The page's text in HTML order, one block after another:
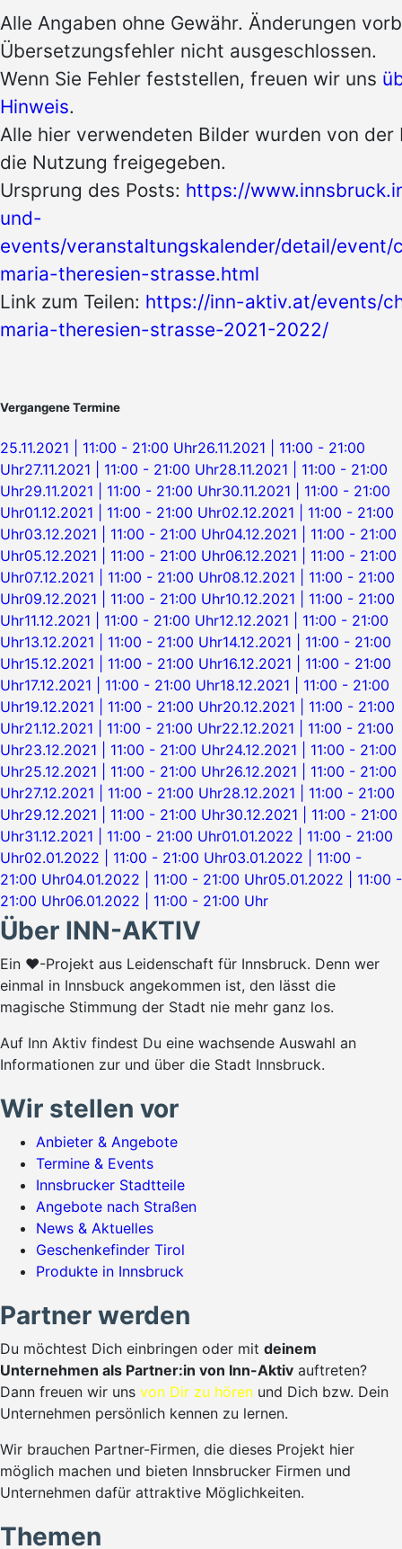
Alle Angaben ohne Gewähr. Änderungen
Übersetzungsfehler nicht ausgeschlossen.
Wenn Sie Fehler feststellen, freuen wir uns
Hinweis.
Alle hier verwendeten Bilder wurden von
die Nutzung freigegeben.
Ursprung des Posts: https://
und-
events/veranstaltungskalender/detail/
maria-theresien-strasse.html
Link zum Teilen: https://inn-aktiv.at/events/
maria-theresien-strasse-2021-2022/
Vergangene Termine
25.11.2021 | 11:00 - 21:00 Uhr26.11.2021 | 11:00 - 21:00
Uhr27.11.2021 | 11:00 - 21:00 Uhr28.11.2021 | 11:00 - 21:00
Uhr29.11.2021 | 11:00 - 21:00 Uhr30.11.2021 | 11:00 - 21:00
Uhr01.12.2021 | 11:00 - 21:00 Uhr02.12.2021 | 11:00 - 21:00
Uhr03.12.2021 | 11:00 - 21:00 Uhr04.12.2021 | 11:00 - 21:00
Uhr05.12.2021 | 11:00 - 21:00 Uhr06.12.2021 | 11:00 - 21:00
Uhr07.12.2021 | 11:00 - 21:00 Uhr08.12.2021 | 11:00 - 21:00
Uhr09.12.2021 | 11:00 - 21:00 Uhr10.12.2021 | 11:00 - 21:00
Uhr11.12.2021 | 11:00 - 21:00 Uhr12.12.2021 | 11:00 - 21:00
Uhr13.12.2021 | 11:00 - 21:00 Uhr14.12.2021 | 11:00 - 21:00
Uhr15.12.2021 | 11:00 - 21:00 Uhr16.12.2021 | 11:00 - 21:00
Uhr17.12.2021 | 11:00 - 21:00 Uhr18.12.2021 | 11:00 - 21:00
Uhr19.12.2021 | 11:00 - 21:00 Uhr20.12.2021 | 11:00 - 21:00
Uhr21.12.2021 | 11:00 - 21:00 Uhr22.12.2021 | 11:00 - 21:00
Uhr23.12.2021 | 11:00 - 21:00 Uhr24.12.2021 | 11:00 - 21:00
Uhr25.12.2021 | 11:00 - 21:00 Uhr26.12.2021 | 11:00 - 21:00
Uhr27.12.2021 | 11:00 - 21:00 Uhr28.12.2021 | 11:00 - 21:00
Uhr29.12.2021 | 11:00 - 21:00 Uhr30.12.2021 | 11:00 - 21:00
Uhr31.12.2021 | 11:00 - 21:00 Uhr01.01.2022 | 11:00 - 21:00
Uhr02.01.2022 | 11:00 - 21:00 Uhr03.01.2022 | 11:00 -
21:00 Uhr04.01.2022 | 11:00 - 21:00 Uhr05.01.2022 | 11:00 -
21:00 Uhr06.01.2022 | 11:00 - 21:00 Uhr
Über INN-AKTIV
Ein ♥-Projekt aus Leidenschaft für Innsbruck. Denn wer
einmal in Innsbuck angekommen ist, den lässt die
magische Stimmung der Stadt nie mehr ganz los.
Auf Inn Aktiv findest Du eine wachsende Auswahl an
Informationen zur und über die Stadt Innsbruck.
Wir stellen vor
Anbieter & Angebote
Termine & Events
Innsbrucker Stadtteile
Angebote nach Straßen
News & Aktuelles
Geschenkefinder Tirol
Produkte in Innsbruck
Partner werden
Du möchtest Dich einbringen oder mit deinem
Unternehmen als Partner:in von Inn-Aktiv auftreten?
Dann freuen wir uns von Dir zu hören und Dich bzw. Dein
Unternehmen persönlich kennen zu lernen.
Wir brauchen Partner-Firmen, die dieses Projekt hier
möglich machen und bieten Innsbrucker Firmen und
Unternehmen dafür attraktive Möglichkeiten.
Themen